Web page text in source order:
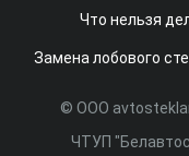
Что нельзя
Замена лобового
© ООО
ЧТУП